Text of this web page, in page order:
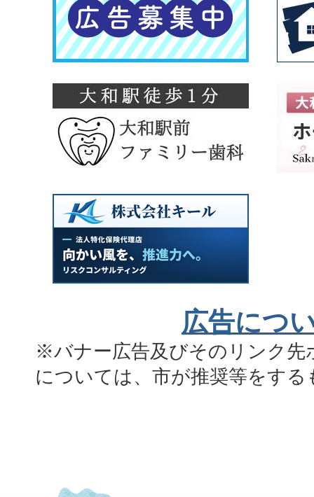
広告につ
※バナー広告及びそのリンク先
については、市が推奨等をす